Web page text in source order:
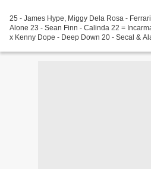
25 - James Hype, Miggy Dela Rosa - Ferrari 24 - Shane Codd - Rather Be
Alone 23 - Sean Finn - Calinda 22 = Incarma - Children 21 - Alok x Ella Eyre
x Kenny Dope - Deep Down 20 - Secal & Alan B - Don't You (Forget About